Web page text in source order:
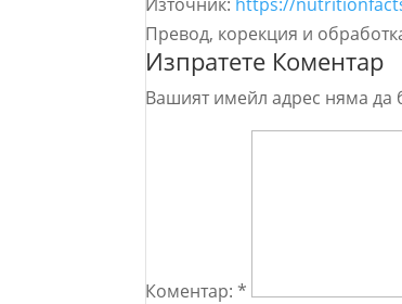
Превод, корекция и
Изпратете Коментар
Вашият имейл адрес няма да
Коментар:*